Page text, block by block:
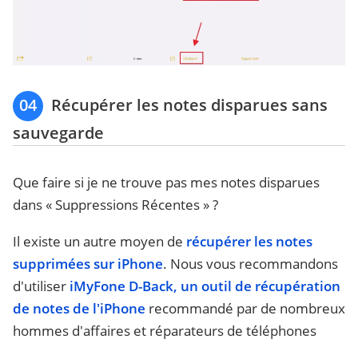
04
Récupérer les notes disparues sans
sauvegarde
Que faire si je ne trouve pas mes notes disparues
dans « Suppressions Récentes » ?
Il existe un autre moyen de récupérer les notes
supprimées sur iPhone. Nous vous recommandons
d'utiliser iMyFone D-Back, un outil de récupération
de notes de l'iPhone recommandé par de nombreux
hommes d'affaires et réparateurs de téléphones